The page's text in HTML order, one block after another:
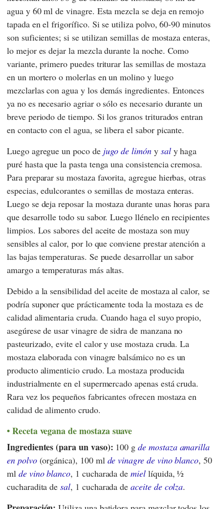
agua y 60 ml de vinagre. Esta mezcla se deja en remojo
tapada en el frigorífico. Si se utiliza polvo, 60-90 minutos
son suficientes; si se utilizan semillas de mostaza enteras,
lo mejor es dejar la mezcla durante la noche. Como
variante, primero puedes triturar las semillas de mostaza
en un mortero o molerlas en un molino y luego
mezclarlas con agua y los demás ingredientes. Entonces
ya no es necesario agriar o sólo es necesario durante un
breve periodo de tiempo. Si los granos triturados entran
en contacto con el agua, se libera el sabor picante.
Luego agregue un poco de jugo de limóny saly haga
puré hasta que la pasta tenga una consistencia cremosa.
Para preparar su mostaza favorita, agregue hierbas, otras
especias, edulcorantes o semillas de mostaza enteras.
Luego se deja reposar la mostaza durante unas horas para
que desarrolle todo su sabor. Luego llénelo en recipientes
limpios. Los sabores del aceite de mostaza son muy
sensibles al calor, por lo que conviene prestar atención a
las bajas temperaturas. Se puede desarrollar un sabor
amargo a temperaturas más altas.
Debido a la sensibilidad del aceite de mostaza al calor, se
podría suponer que prácticamente toda la mostaza es de
calidad alimentaria cruda. Cuando haga el suyo propio,
asegúrese de usar vinagre de sidra de manzana no
pasteurizado, evite el calor y use mostaza cruda. La
mostaza elaborada con vinagre balsámico no es un
producto alimenticio crudo. La mostaza producida
industrialmente en el supermercado apenas está cruda.
Rara vez los pequeños fabricantes ofrecen mostaza en
calidad de alimento crudo.
Receta vegana de mostaza suave
Ingredientes (para un vaso): 100 gde mostaza amarilla
en polvo(orgánica), 100 ml de vinagre de vino blanco, 50
ml de vino blanco, 1 cucharada demiellíquida, ½
cucharadita desal, 1 cucharada deaceite de colza.